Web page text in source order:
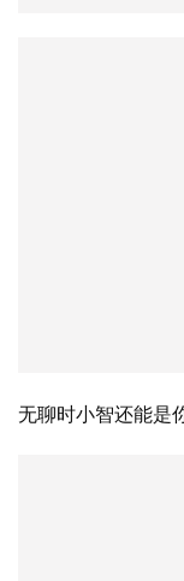
无聊时小智还能是